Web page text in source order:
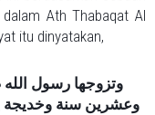
Ath Thabaqat Al
itu dinyatakan,
وتزوجها رسول
وعشرين سنة وخديجة